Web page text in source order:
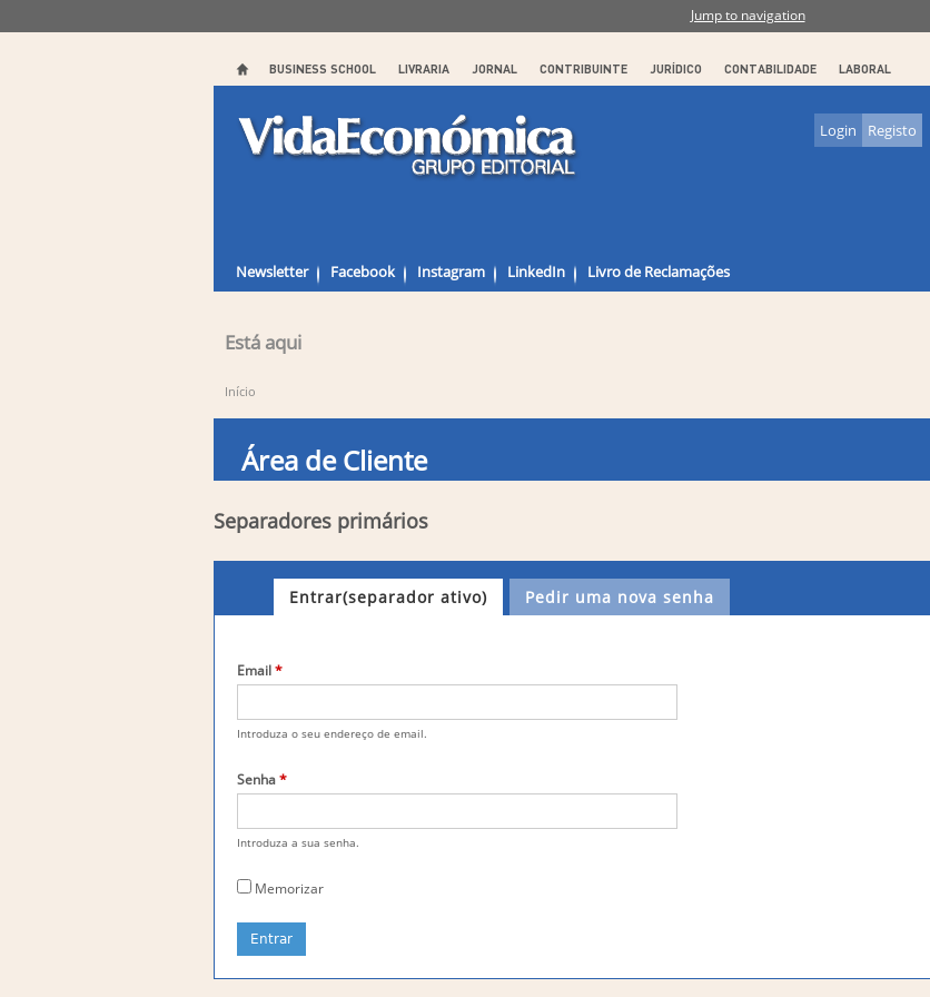
Jump to navigation
BUSINESS SCHOOL LIVRARIA JORNAL CONTRIBUINTE JURÍDICO CONTABILIDADE LABORAL
Login Registo
Newsletter Facebook Instagram LinkedIn Livro de Reclamações
Está aqui
Início
Área de Cliente
Separadores primários
Entrar(separador ativo) Pedir uma nova senha
Email*
Introduza o seu endereço de email.
Senha*
Introduza a sua senha.
Memorizar